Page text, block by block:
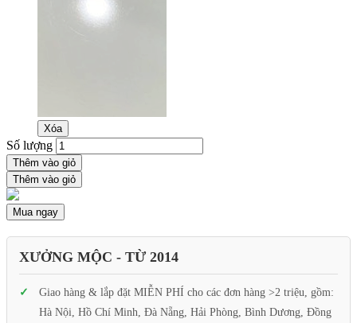
Xóa
Số lượng
Thêm vào giỏ
Thêm vào giỏ
Mua ngay
XƯỞNG MỘC - TỪ 2014
Giao hàng & lắp đặt MIỄN PHÍ cho các đơn hàng >2 triệu, gồm:
Hà Nội, Hồ Chí Minh, Đà Nẵng, Hải Phòng, Bình Dương, Đồng